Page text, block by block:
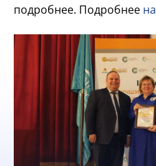
подробнее. Подробнее